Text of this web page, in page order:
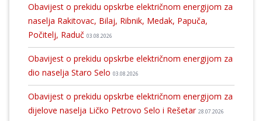
Obavijest o prekidu opskrbe električnom energijom za
naselja Rakitovac, Bilaj, Ribnik, Medak, Papuča,
Počitelj, Raduč 03.08.2026
Obavijest o prekidu opskrbe električnom energijom za
dio naselja Staro Selo 03.08.2026
Obavijest o prekidu opskrbe električnom energijom za
dijelove naselja Ličko Petrovo Selo i Rešetar 28.07.2026